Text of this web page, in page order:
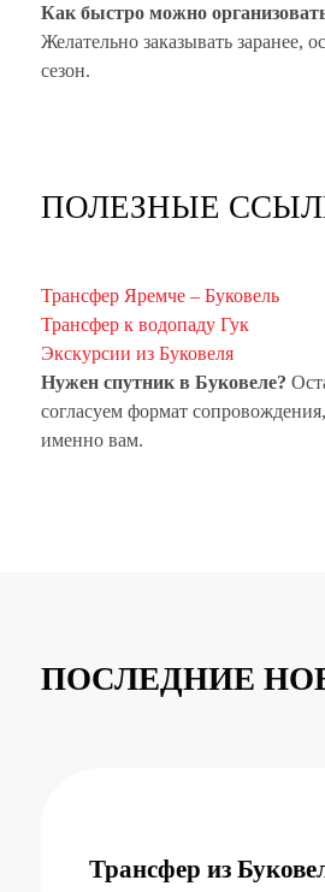
Как быстро можно
Желательно заказывать заранее,
сезон.
ПОЛЕЗНЫЕ
Трансфер Яремче – Буковель
Трансфер к водопаду Гук
Экскурсии из Буковеля
Нужен спутник в Буковеле?
согласуем формат
именно вам.
ПОСЛЕДНИЕ
Трансфер из